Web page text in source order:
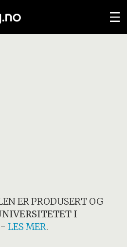
ER PRODUSERT OG
I
-LES MER.